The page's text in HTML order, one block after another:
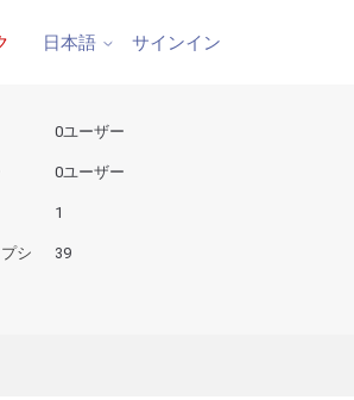
日本語 サインイン
0ユーザー
0ユーザー
1
シ
39